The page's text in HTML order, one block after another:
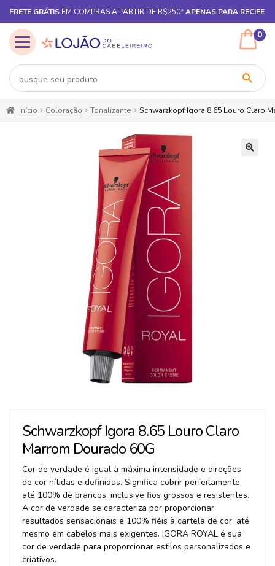
FRETE GRÁTIS EM COMPRAS A PARTIR DE R$250*APENAS PARA RECIFE
0
Pular
para
Pular
para
Início Coloração Tonalizante Schwarzkopf Igora 8.65 Louro Claro
Schwarzkopf Igora 8.65 Louro Claro
Marrom Dourado 60G
Cor de verdade é igual à máxima intensidade e direções
de cor nítidas e definidas. Significa cobrir perfeitamente
até 100% de brancos, inclusive fios grossos e resistentes.
A cor de verdade se caracteriza por proporcionar
resultados sensacionais e 100% fiéis à cartela de cor, até
mesmo em cabelos mais exigentes. IGORA ROYAL é sua
cor de verdade para proporcionar estilos personalizados e
criativos.